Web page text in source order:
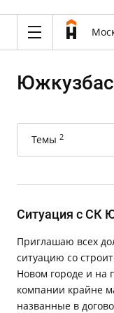
Темы 2
Ситуация с СК
Приглашаю всех
ситуацию со
Новом городе и на
компании крайне
названные в